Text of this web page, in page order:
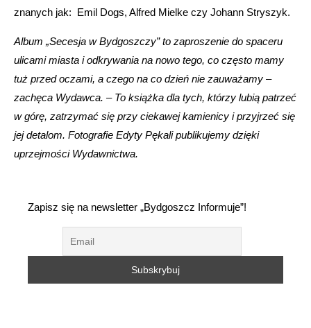
znanych jak: Emil Dogs, Alfred Mielke czy Johann Stryszyk.
Album „Secesja w Bydgoszczy” to zaproszenie do spaceru
ulicami miasta i odkrywania na nowo tego, co często mamy
tuż przed oczami, a czego na co dzień nie zauważamy –
zachęca Wydawca. – To książka dla tych, którzy lubią patrzeć
w górę, zatrzymać się przy ciekawej kamienicy i przyjrzeć się
jej detalom. Fotografie Edyty Pękali publikujemy dzięki
uprzejmości Wydawnictwa.
Zapisz się na newsletter „Bydgoszcz Informuje”!